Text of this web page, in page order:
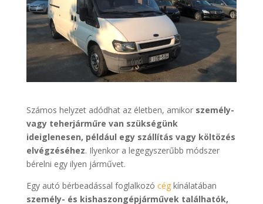
Számos helyzet adódhat az életben, amikorszemély-
vagy teherjárműre van szükségünk
ideiglenesen, például egy szállítás vagy költözés
elvégzéséhez. Ilyenkor a legegyszerűbb módszer
bérelni egy ilyen járművet.
Egy autó bérbeadással foglalkozó cégkínálatában
személy- és kishaszongépjárművek találhatók,